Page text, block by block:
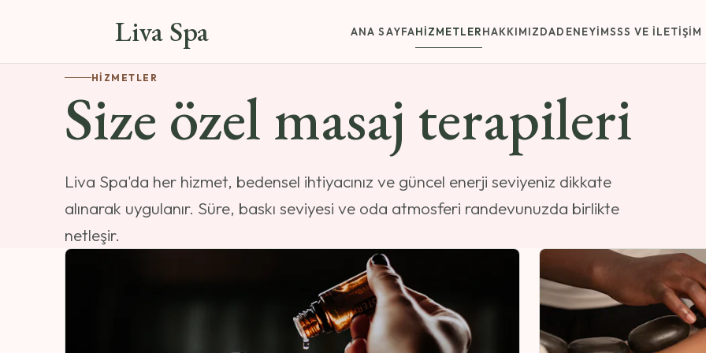
Liva Spa ANA SAYFAHIZMETLERHAKKIMIZDADENEYIMSSS VE İLETIŞIM
HIZMETLER
Size özel masaj terapileri
Liva Spa'da her hizmet, bedensel ihtiyacınız ve güncel enerji seviyeniz dikkate
alınarak uygulanır. Süre, baskı seviyesi ve oda atmosferi randevunuzda birlikte
netleşir.